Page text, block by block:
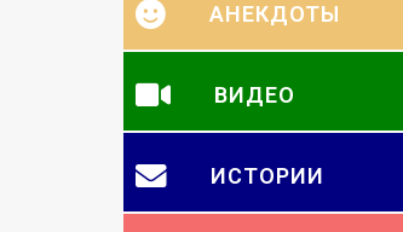
АНЕКДОТЫ
ВИДЕО
ИСТОРИИ